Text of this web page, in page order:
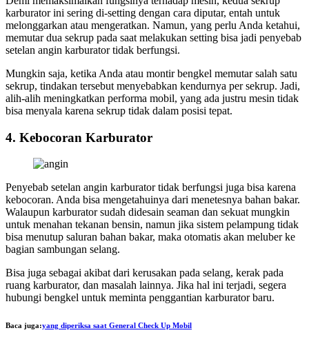
karburator ini sering di-setting dengan cara diputar, entah untuk
melonggarkan atau mengeratkan. Namun, yang perlu Anda ketahui,
memutar dua sekrup pada saat melakukan setting bisa jadi penyebab
setelan angin karburator tidak berfungsi.
Mungkin saja, ketika Anda atau montir bengkel memutar salah satu
sekrup, tindakan tersebut menyebabkan kendurnya per sekrup. Jadi,
alih-alih meningkatkan performa mobil, yang ada justru mesin tidak
bisa menyala karena sekrup tidak dalam posisi tepat.
4. Kebocoran Karburator
Penyebab setelan angin karburator tidak berfungsi juga bisa karena
kebocoran. Anda bisa mengetahuinya dari menetesnya bahan bakar.
Walaupun karburator sudah didesain seaman dan sekuat mungkin
untuk menahan tekanan bensin, namun jika sistem pelampung tidak
bisa menutup saluran bahan bakar, maka otomatis akan meluber ke
bagian sambungan selang.
Bisa juga sebagai akibat dari kerusakan pada selang, kerak pada
ruang karburator, dan masalah lainnya. Jika hal ini terjadi, segera
hubungi bengkel untuk meminta penggantian karburator baru.
Baca juga:yang diperiksa saat General Check Up Mobil